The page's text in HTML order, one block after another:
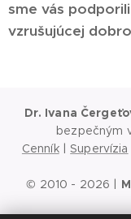
sme vás
vzrušujúcej
Dr. Ivana
bezpečným
Cenník|Supervízia
© 2010 - 2026 |